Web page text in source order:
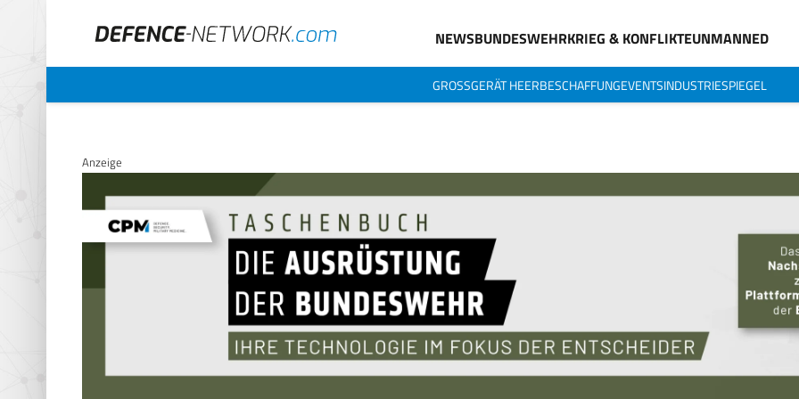
NEWSBUNDESWEHRKRIEG & KONFLIKTEUNMANNED
GROSSGERÄT HEERBESCHAFFUNGEVENTSINDUSTRIESPIEGEL
Anzeige